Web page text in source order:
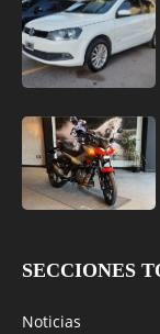
SECCIONES
Noticias